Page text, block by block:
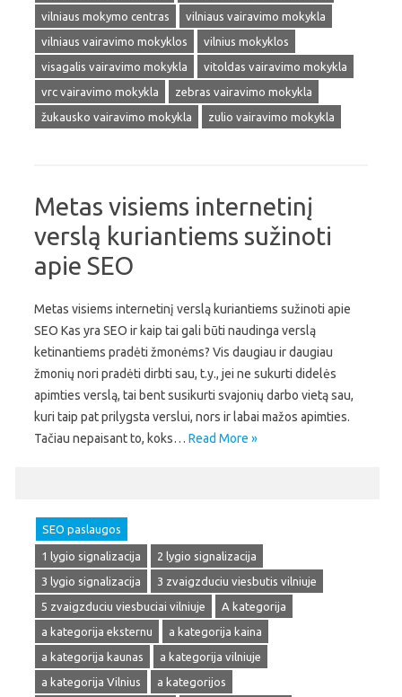
vilniaus mokymo centras
vilniaus vairavimo mokykla
vilniaus vairavimo mokyklos
vilnius mokyklos
visagalis vairavimo mokykla
vitoldas vairavimo mokykla
vrc vairavimo mokykla
zebras vairavimo mokykla
žukausko vairavimo mokykla
zulio vairavimo mokykla
Metas visiems internetinį
verslą kuriantiems sužinoti
apie SEO
Metas visiems internetinį verslą kuriantiems sužinoti apie
SEO Kas yra SEO ir kaip tai gali būti naudinga verslą
ketinantiems pradėti žmonėms? Vis daugiau ir daugiau
žmonių nori pradėti dirbti sau, t.y., jei ne sukurti didelės
apimties verslą, tai bent susikurti svajonių darbo vietą sau,
kuri taip pat prilygsta verslui, nors ir labai mažos apimties.
Tačiau nepaisant to, koks… Read More »
SEO paslaugos
1 lygio signalizacija
2 lygio signalizacija
3 lygio signalizacija
3 zvaigzduciu viesbutis vilniuje
5 zvaigzduciu viesbuciai vilniuje
A kategorija
a kategorija eksternu
a kategorija kaina
a kategorija kaunas
a kategorija vilniuje
a kategorija Vilnius
a kategorijos